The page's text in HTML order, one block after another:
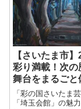
【さいたま市
彩り満載！次の
舞台をまるごと
クエンタメ情
「彩の国さいたま
「埼玉会館」の魅